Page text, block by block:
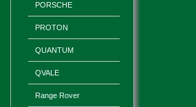
PORSCHE
PROTON
QUANTUM
QVALE
Range Rover